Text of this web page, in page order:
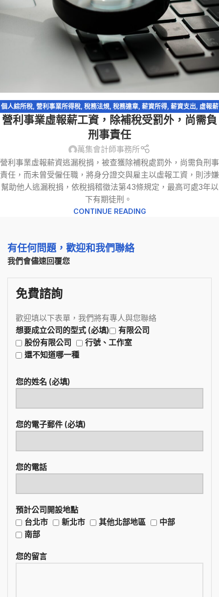
個人綜所稅, 營利事業所得稅, 稅務法規, 稅務違章, 薪資所得, 薪資支出, 虛報薪
資
營利事業虛報薪工資，除補稅受罰外，尚需負
刑事責任
萬集會計師事務所
營利事業虛報薪資逃漏稅捐，被查獲除補稅處罰外，尚需負刑事
責任，而未曾受僱任職，將身分證交與雇主以虛報工資，則涉嫌
幫助他人逃漏稅捐，依稅捐稽徵法第43條規定，最高可處3年以
下有期徒刑。
CONTINUE READING
有任何問題，歡迎和我們聯絡
我們會儘速回覆您
免費諮詢
歡迎填以下表單，我們將有專人與您聯絡
想要成立公司的型式 (必填)
有限公司
股份有限公司
行號、工作室
還不知道哪一種
您的姓名 (必填)
您的電子郵件 (必填)
您的電話
預計公司開設地點
台北市
新北市 其他北部地區
中部
南部
您的留言